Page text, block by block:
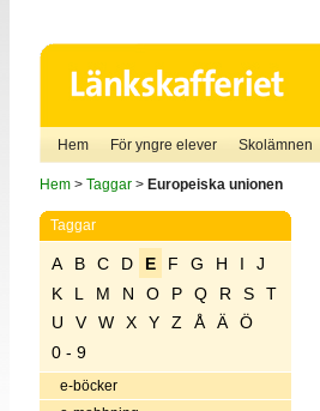
Hem För yngre elever Skolämnen
Hem> Taggar> Europeiska unionen
Taggar
A B C D E F G H I
J
K
L M N O P Q R S
T
U
V W X Y Z Å Ä
Ö
0 - 9
e-böcker